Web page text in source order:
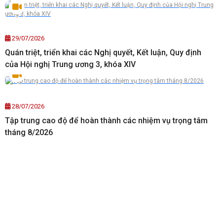
29/07/2026
Quán triệt, triển khai các Nghị quyết, Kết luận, Quy định
của Hội nghị Trung ương 3, khóa XIV
28/07/2026
Tập trung cao độ để hoàn thành các nhiệm vụ trọng tâm
tháng 8/2026